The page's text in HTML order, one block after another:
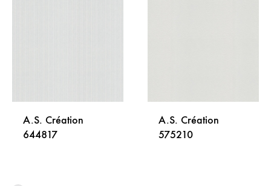
A.S. Création
644817
A.S. Création
575210